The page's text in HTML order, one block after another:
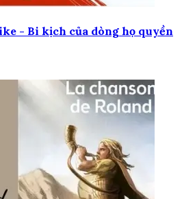
- Bi kịch của dòng họ quyền